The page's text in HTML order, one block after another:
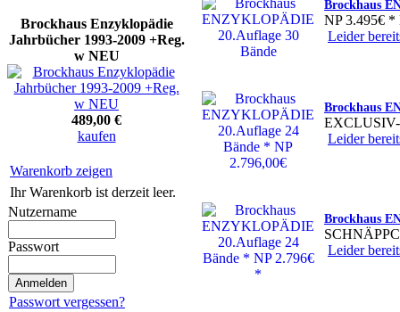
Brockhaus Enzyklopädie
Jahrbücher 1993-2009 +Reg.
w NEU
489,00 €
kaufen
Warenkorb zeigen
Ihr Warenkorb ist derzeit leer.
Nutzername
Passwort
Passwort vergessen?
Brockhaus
NP 3.495€
Leider
Brockhaus
Leider
Brockhaus
Leider